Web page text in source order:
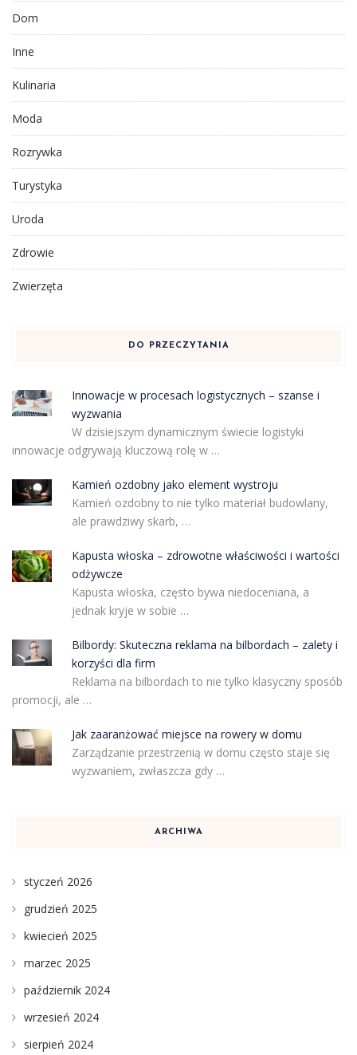
Dom
Inne
Kulinaria
Moda
Rozrywka
Turystyka
Uroda
Zdrowie
Zwierzęta
DO PRZECZYTANIA
Innowacje w procesach logistycznych – szanse i
wyzwania
W dzisiejszym dynamicznym świecie logistyki
innowacje odgrywają kluczową rolę w …
Kamień ozdobny jako element wystroju
Kamień ozdobny to nie tylko materiał budowlany,
ale prawdziwy skarb, …
Kapusta włoska – zdrowotne właściwości i wartości
odżywcze
Kapusta włoska, często bywa niedoceniana, a
jednak kryje w sobie …
Bilbordy: Skuteczna reklama na bilbordach – zalety i
korzyści dla firm
Reklama na bilbordach to nie tylko klasyczny sposób
promocji, ale …
Jak zaaranżować miejsce na rowery w domu
Zarządzanie przestrzenią w domu często staje się
wyzwaniem, zwłaszcza gdy …
ARCHIWA
styczeń 2026
grudzień 2025
kwiecień 2025
marzec 2025
październik 2024
wrzesień 2024
sierpień 2024